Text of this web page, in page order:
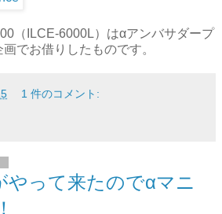
（ILCE-6000L）はαアンバサダープ
でお借りしたものです。
1 件のコメント:
やって来たのでαマニ